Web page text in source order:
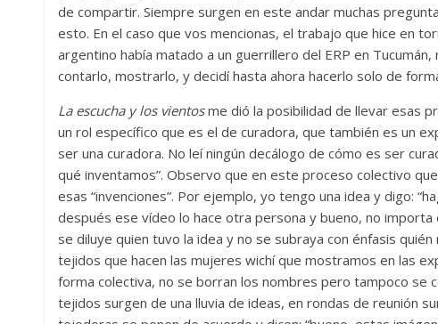
de compartir. Siempre surgen en este andar muchas
esto. En el caso que vos mencionas, el trabajo que hice en
argentino había matado a un guerrillero del ERP en
contarlo, mostrarlo, y decidí hasta ahora hacerlo solo de
La escucha y los vientosme dió la posibilidad de llevar esas
un rol específico que es el de curadora, que también es un
ser una curadora. No leí ningún decálogo de cómo es ser
qué inventamos”. Observo que en este proceso colectivo
esas “invenciones”. Por ejemplo, yo tengo una idea y digo:
después ese vídeo lo hace otra persona y bueno, no
se diluye quien tuvo la idea y no se subraya con énfasis
tejidos que hacen las mujeres wichí que mostramos en las
forma colectiva, no se borran los nombres pero tampoco se
tejidos surgen de una lluvia de ideas, en rondas de reunión